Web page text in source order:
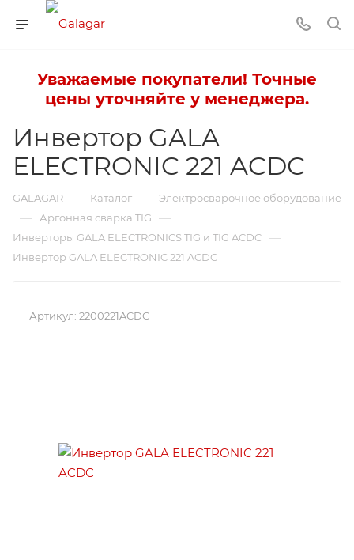
Уважаемые покупатели! Точные
цены уточняйте у менеджера.
Инвертор GALA
ELECTRONIC 221 ACDC
GALAGAR — Каталог — Электросварочное оборудование
— Аргонная сварка TIG —
Инверторы GALA ELECTRONICS TIG и TIG ACDC —
Инвертор GALA ELECTRONIC 221 ACDC
Артикул: 2200221ACDC